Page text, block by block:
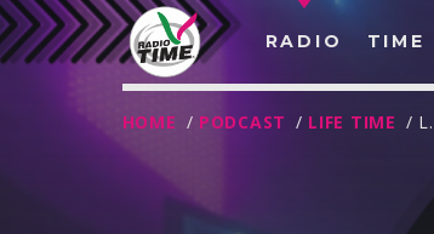
RADIO TIME
HOME / PODCAST / LIFE TIME /